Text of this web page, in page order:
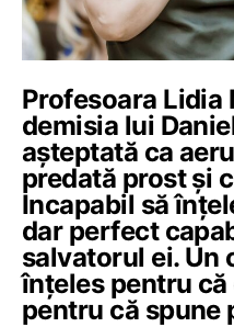
Profesoara Lidia
demisia lui
așteptată ca
predată prost și
Incapabil să
dar perfect
salvatorul ei. Un
înțeles pentru că
pentru că spune